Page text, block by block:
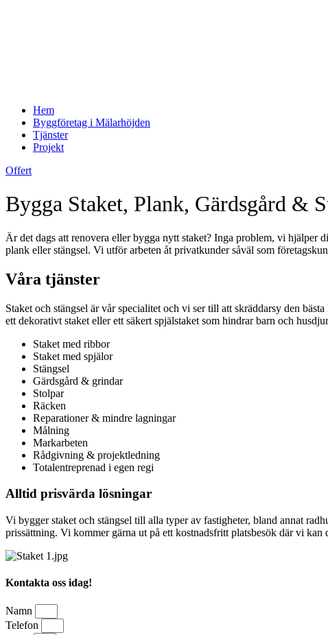
Hem
Byggföretag i Mälarhöjden
Tjänster
Projekt
Offert
Bygga Staket, Plank, Gärdsgård &
Är det dags att renovera eller bygga nytt staket? Inga problem, vi hjälper
plank eller stängsel. Vi utför arbeten åt privatkunder såväl som
Våra tjänster
Staket och stängsel är vår specialitet och vi ser till att skräddarsy den
ett dekorativt staket eller ett säkert spjälstaket som hindrar barn och
Staket med ribbor
Staket med spjälor
Stängsel
Gärdsgård & grindar
Stolpar
Räcken
Reparationer & mindre lagningar
Målning
Markarbeten
Rådgivning & projektledning
Totalentreprenad i egen regi
Alltid prisvärda lösningar
Vi bygger staket och stängsel till alla typer av fastigheter, bland annat
prissättning. Vi kommer gärna ut på ett kostnadsfritt platsbesök där vi
Kontakta oss idag!
Namn
Telefon